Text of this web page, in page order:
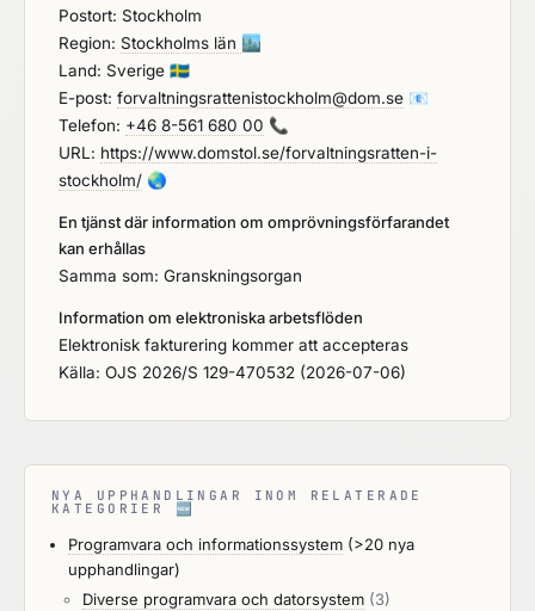
Postort: Stockholm
Region: Stockholms län 🏙️
Land: Sverige 🇸🇪
E-post: forvaltningsrattenistockholm@dom.se 📧
Telefon: +46 8-561 680 00 📞
URL: https://www.domstol.se/forvaltningsratten-i-
stockholm/ 🌏
En tjänst där information om omprövningsförfarandet
kan erhållas
Samma som: Granskningsorgan
Information om elektroniska arbetsflöden
Elektronisk fakturering kommer att accepteras
Källa: OJS 2026/S 129-470532 (2026-07-06)
NYA UPPHANDLINGAR INOM RELATERADE
KATEGORIER 🆕
Programvara och informationssystem (>20 nya
upphandlingar)
Diverse programvara och datorsystem (3)